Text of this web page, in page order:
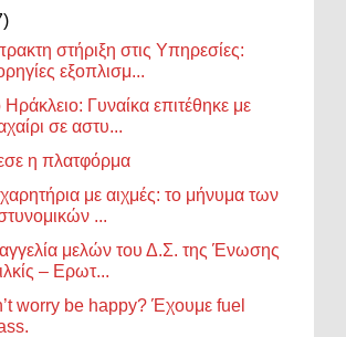
στήριξη στις Υπηρεσίες:
εξοπλισμ...
Γυναίκα επιτέθηκε με
σε αστυ...
η πλατφόρμα
με αιχμές: το μήνυμα των
...
μελών του Δ.Σ. της Ένωσης
– Ερωτ...
worry be happy? Έχουμε fuel